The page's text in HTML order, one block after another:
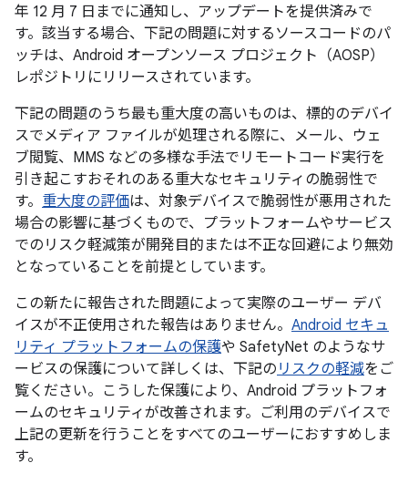
年 12 月 7 日までに通知し、アップデートを提供済みで
す。該当する場合、下記の問題に対するソースコードのパ
ッチは、Android オープンソース プロジェクト（AOSP）
レポジトリにリリースされています。
下記の問題のうち最も重大度の高いものは、標的のデバイ
スでメディア ファイルが処理される際に、メール、ウェ
ブ閲覧、MMS などの多様な手法でリモートコード実行を
引き起こすおそれのある重大なセキュリティの脆弱性で
す。 重大度の評価は、対象デバイスで脆弱性が悪用された
場合の影響に基づくもので、プラットフォームやサービス
でのリスク軽減策が開発目的または不正な回避により無効
となっていることを前提としています。
この新たに報告された問題によって実際のユーザー デバ
イスが不正使用された報告はありません。 Android セキュ
リティ プラットフォームの保護や SafetyNet のようなサ
ービスの保護について詳しくは、下記の リスクの軽減をご
覧ください。こうした保護により、Android プラットフォ
ームのセキュリティが改善されます。ご利用のデバイスで
上記の更新を行うことをすべてのユーザーにおすすめしま
す。